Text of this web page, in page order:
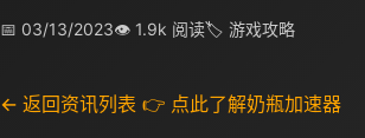
📅 03/13/2023👁 1.9k 阅读🏷 游戏攻略
← 返回资讯列表 👉 点此了解奶瓶加速器